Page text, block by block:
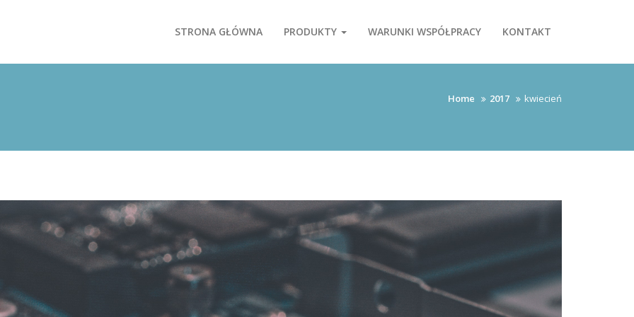
STRONA GŁÓWNA PRODUKTY WARUNKI WSPÓŁPRACY KONTAKT
Home 2017 kwiecień